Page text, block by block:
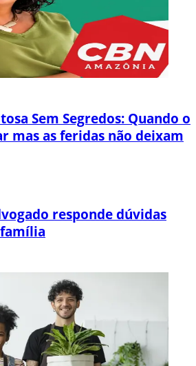
Sem Segredos: Quando o
mas as feridas não deixam
responde dúvidas